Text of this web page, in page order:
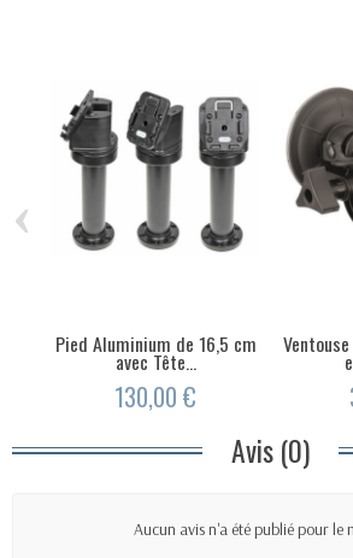
Pied Aluminium de 16,5 cm
avec Tête...
130,00 €
‹
Avis (0)
Aucun avis n'a été publié pour le